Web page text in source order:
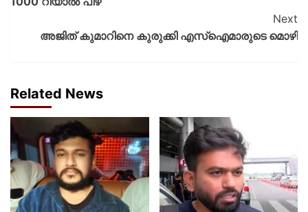
Next
അജിത് കുമാറിനെ കുരുക്കി എസ്‌ഐമാരുടെ മൊഴി
Related News